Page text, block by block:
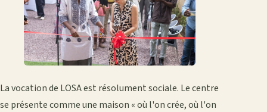
La vocation de LOSA est résolument sociale. Le centre
se présente comme une maison « où l'on crée, où l'on